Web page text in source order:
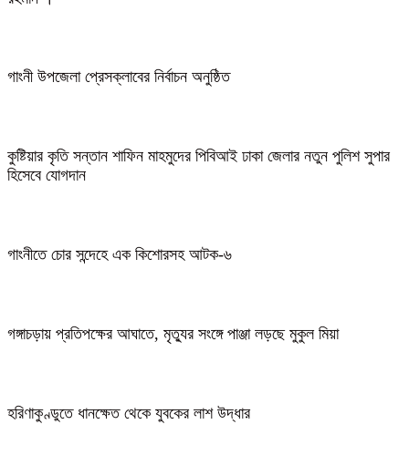
গাংনী উপজেলা প্রেসক্লাবের নির্বাচন অনুষ্ঠিত
কুষ্টিয়ার কৃতি সন্তান শাফিন মাহমুদের পিবিআই ঢাকা জেলার নতুন পুলিশ সুপার
হিসেবে যোগদান
গাংনীতে চোর সন্দেহে এক কিশোরসহ আটক-৬
গঙ্গাচড়ায় প্রতিপক্ষের আঘাতে, মৃত্যুর সংঙ্গে পাঞ্জা লড়ছে মুকুল মিয়া
হরিণাকুণ্ডুতে ধানক্ষেত থেকে যুবকের লাশ উদ্ধার